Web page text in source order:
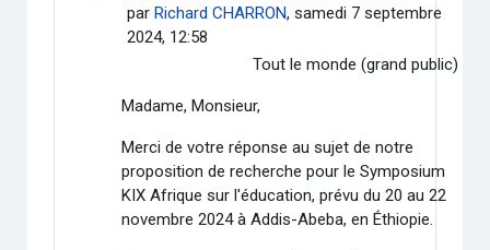
parRichard CHARRON, samedi 7 septembre
2024, 12:58
Tout le monde (grand public)
Madame, Monsieur,
Merci de votre réponse au sujet de notre
proposition de recherche pour le Symposium
KIX Afrique sur l'éducation, prévu du 20 au 22
novembre 2024 à Addis-Abeba, en Éthiopie.